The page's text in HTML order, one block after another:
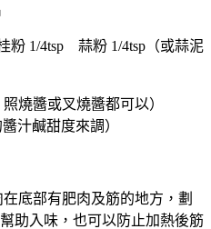
1/4tsp 蒜粉 1/4tsp（或蒜泥
燒醬或叉燒醬都可以）
汁鹹甜度來調）
底部有肥肉及筋的地方，劃
助入味，也可以防止加熱後筋